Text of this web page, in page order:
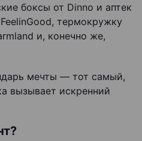
боксы от Dinno и аптек
термокружку
и, конечно же,
мечты — тот самый,
вызывает искренний